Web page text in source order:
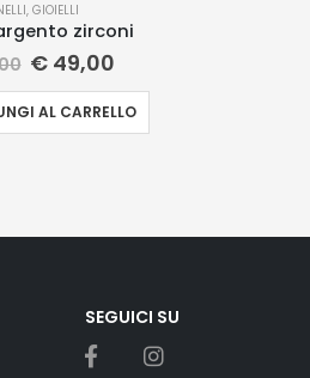
,GIOIELLI
zirconi
€49,00
AL CARRELLO
SEGUICI SU